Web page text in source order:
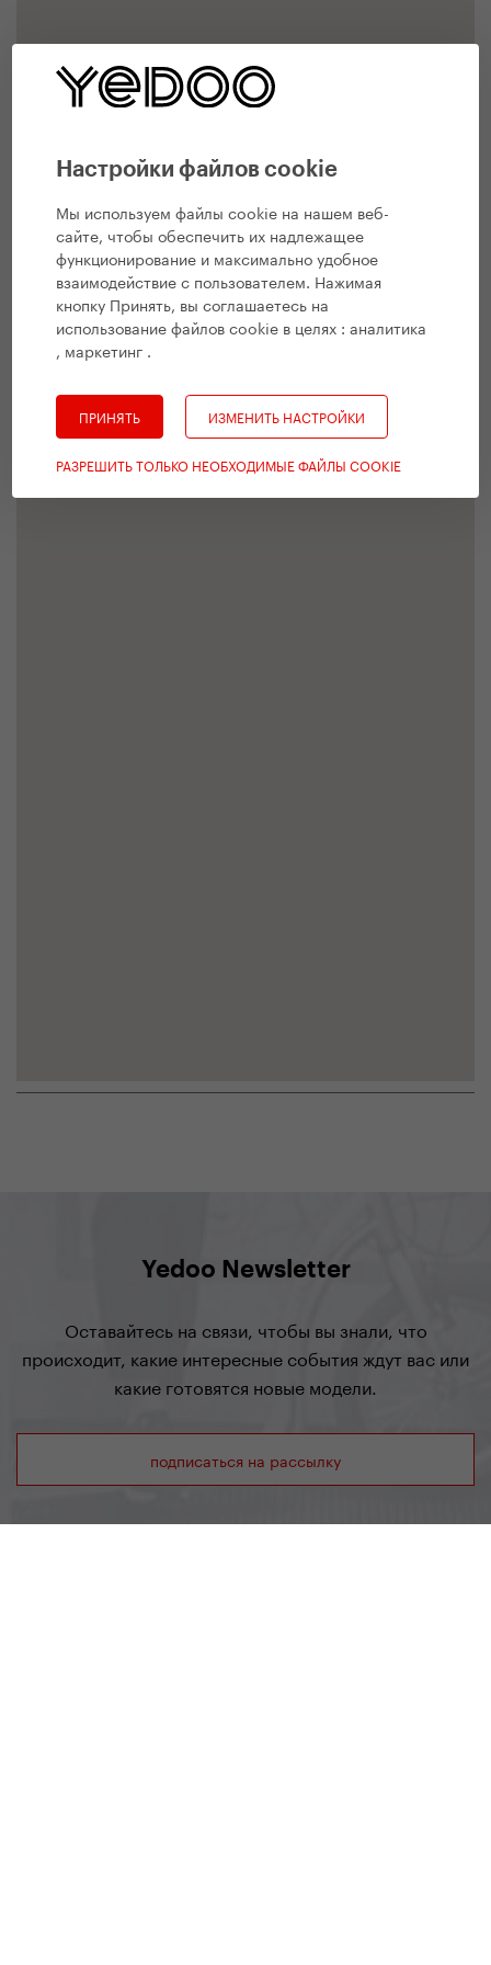
Настройки файлов cookie
Мы используем файлы cookie на нашем веб-
сайте, чтобы обеспечить их надлежащее
функционирование и максимально удобное
взаимодействие с пользователем. Нажимая
кнопку Принять, вы соглашаетесь на
использование файлов cookie в целях :аналитика
, маркетинг .
ПРИНЯТЬ ИЗМЕНИТЬ НАСТРОЙКИ
РАЗРЕШИТЬ ТОЛЬКО НЕОБХОДИМЫЕ ФАЙЛЫ COOKIE
Yedoo Newsletter
Оставайтесь на связи, чтобы вы знали, что
происходит, какие интересные события ждут вас или
какие готовятся новые модели.
подписаться на рассылку